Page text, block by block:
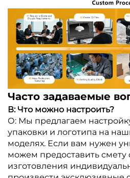
Часто задаваемые
В: Что можно настроить?
О: Мы предлагаем
упаковки и логотипа на
моделях. Если вам нужен
можем предоставить смету
изготовления